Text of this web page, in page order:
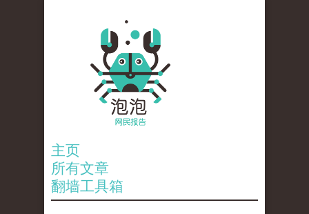
主页
所有文章
翻墙工具箱